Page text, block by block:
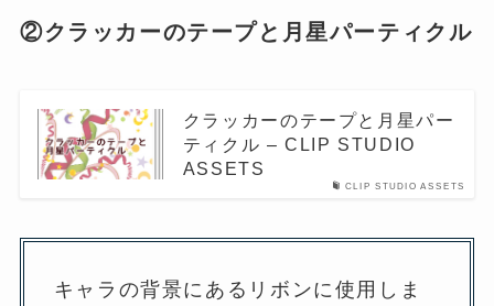
②クラッカーのテープと月星パーティクル
CLIP STUDIO ASSETS
クラッカーのテープと月星パー
ティクル – CLIP STUDIO
ASSETS
キャラの背景にあるリボンに使用しま